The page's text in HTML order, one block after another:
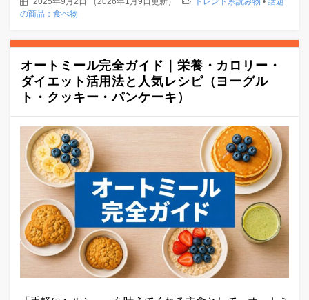
の商品：食べ物
オートミール完全ガイド｜栄養・カロリー・
ダイエット活用法と人気レシピ（ヨーグル
ト・クッキー・パンケーキ）